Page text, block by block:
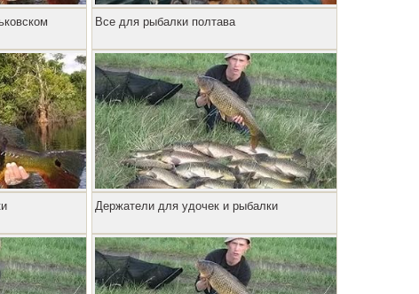
Все для рыбалки полтава
Держатели для удочек и рыбалки